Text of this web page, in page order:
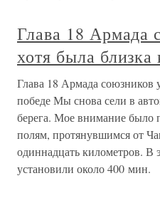
Глава 18 Армада
хотя была близка
Глава 18 Армада союзников
победе Мы снова сели в
берега. Мое внимание
полям, протянувшимся от
одиннадцать километров.
установили около 400 мин.